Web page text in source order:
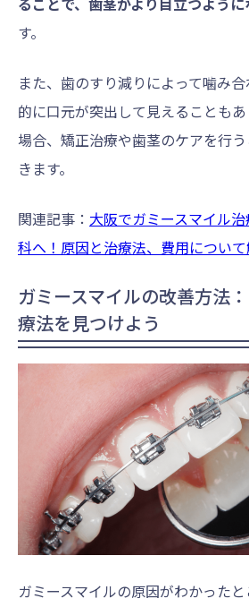
す。
また、歯のすり減りによって噛み
的に口元が突出して見えることも
場合、矯正治療や歯茎のケアを行
きます。
関連記事： 大阪でガミースマイル
科へ！原因と治療法、費用につい
ガミースマイルの改善方法
療法を見つけよう
ガミースマイルの原因がわかった